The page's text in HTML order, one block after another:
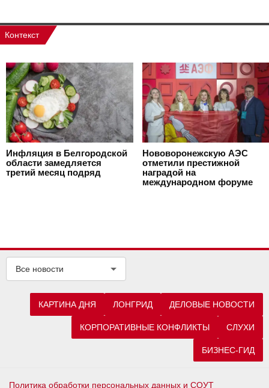
Контекст
Инфляция в Белгородской
области замедляется
третий месяц подряд
Нововоронежскую АЭС
отметили престижной
наградой на
международном форуме
Все новости
КАРТИНА ДНЯ ЛОНГРИД ДЕЛОВЫЕ НОВОСТИ
КОРПОРАТИВНЫЕ КОНФЛИКТЫ СЛУХИ
БИЗНЕС-ГИД
Политика обработки персональных данных и СОУТ